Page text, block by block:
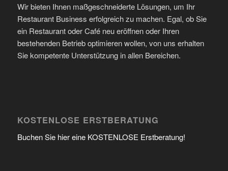
Wir bieten Ihnen maßgeschneiderte Lösungen, um Ihr
Restaurant Business erfolgreich zu machen. Egal, ob Sie
ein Restaurant oder Café neu eröffnen oder Ihren
bestehenden Betrieb optimieren wollen, von uns erhalten
Sie kompetente Unterstützung in allen Bereichen.
KOSTENLOSE ERSTBERATUNG
Buchen Sie hier eine KOSTENLOSE Erstberatung!